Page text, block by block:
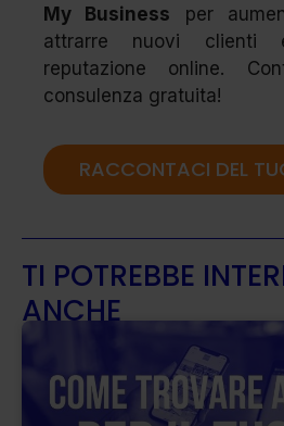
My Business per
attrarre nuovi clienti
reputazione online.
consulenza gratuita!
RACCONTACI DEL
TI POTREBBE
ANCHE